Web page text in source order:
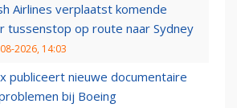
Airlines verplaatst komende
tussenstop op route naar Sydney
2026, 14:03
publiceert nieuwe documentaire
bij Boeing